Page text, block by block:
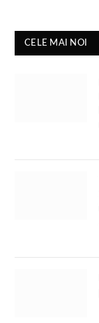
CELE MAI NOI